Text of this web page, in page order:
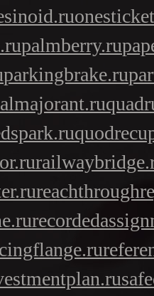
palmberry.ru
parkingbrake.ru